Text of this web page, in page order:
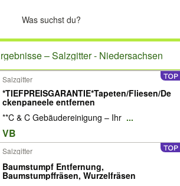
–Salzgitter - Niedersachsen
Salzgitter
*TIEFPREISGARANTIE*Tapeten/Fliesen/De
ckenpaneele entfernen
**C & C Gebäudereinigung – Ihr ...
VB
Salzgitter
Baumstumpf Entfernung,
Baumstumpffräsen, Wurzelfräsen